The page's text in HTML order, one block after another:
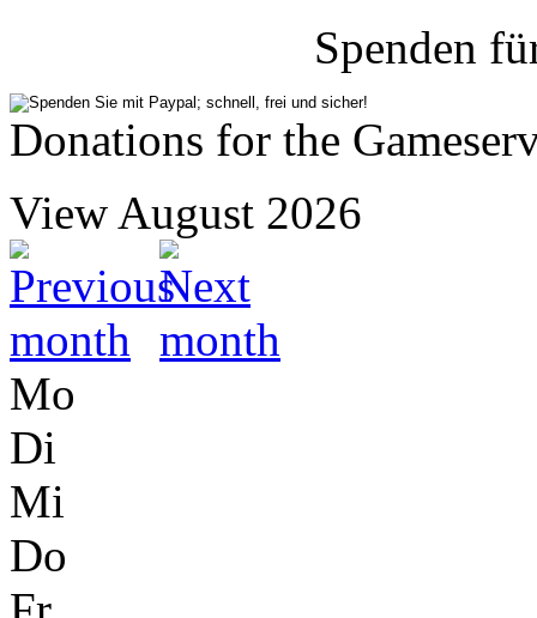
Spenden
Donations for the
View August 2026
Mo
Di
Mi
Do